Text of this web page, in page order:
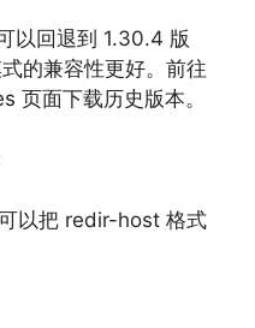
以回退到 1.30.4 版
的兼容性更好。前往
页面下载历史版本。
以把 redir-host 格式